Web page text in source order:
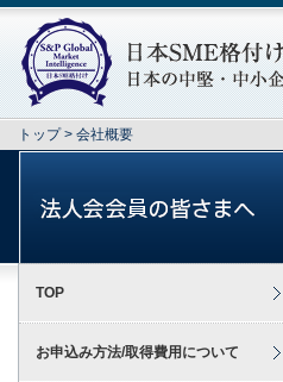
トップ> 会社概要
TOP
お申込み方法/取得費用について